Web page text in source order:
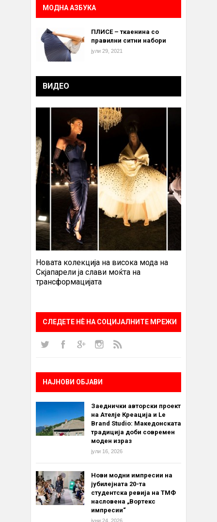
МОДНА АЗБУКА
ПЛИСЕ – ткаенина со
правилни ситни набори
јули 29, 2021
ВИДЕО
Новата колекција на висока мода на
Скјапарели ја слави моќта на
трансформацијата
СЛЕДЕТЕ НÈ НА СОЦИЈАЛНИТЕ МРЕЖИ
НАЈНОВИ ОБЈАВИ
Заеднички авторски проект
на Ателје Креација и Le
Brand Studio: Македонската
традиција доби современ
моден израз
јули 16, 2026
Нови модни импресии на
јубилејната 20-та
студентска ревија на ТМФ
насловена „Вортекс
импресии“
јуни 24, 2026